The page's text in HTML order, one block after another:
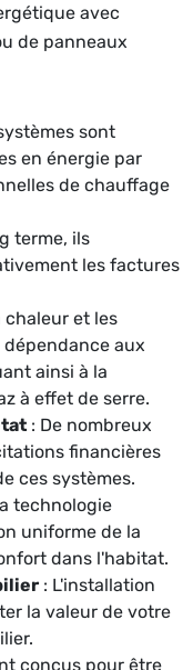
avec
de panneaux
sont
en énergie par
de chauffage
terme, ils
les factures
chaleur et les
aux
ainsi à la
à effet de serre.
: De nombreux
financières
ces systèmes.
technologie
uniforme de la
dans l'habitat.
: L'installation
la valeur de votre
conçus pour être